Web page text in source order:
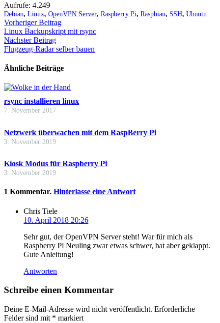
Aufrufe: 4.249
Debian, Linux, OpenVPN Server, Raspberry Pi, Raspbian, SSH, Ubuntu
Vorheriger Beitrag
Linux Backupskript mit rsync
Nächster Beitrag
Flugzeug-Radar selber bauen
Ähnliche Beiträge
rsync installieren linux
7. November 2017
Netzwerk überwachen mit dem RaspBerry Pi
3. November 2019
Kiosk Modus für Raspberry Pi
3. November 2019
1 Kommentar. Hinterlasse eine Antwort
Chris Tiele
10. April 2018 20:26
Sehr gut, der OpenVPN Server steht! War für mich als
Raspberry Pi Neuling zwar etwas schwer, hat aber geklappt.
Gute Anleitung!
Antworten
Schreibe einen Kommentar
Deine E-Mail-Adresse wird nicht veröffentlicht. Erforderliche
Felder sind mit * markiert